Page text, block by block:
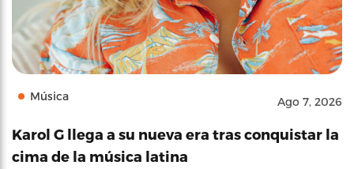
Música Ago 7, 2026
Karol G llega a su nueva era tras conquistar la
cima de la música latina